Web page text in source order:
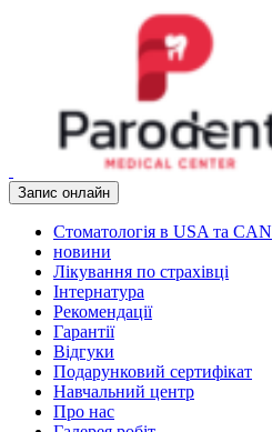
Запис онлайн
Стоматологія в USA та CAN
новини
Лікування по страхівці
Інтернатура
Рекомендації
Гарантії
Відгуки
Подарунковий сертифікат
Навчальний центр
Про нас